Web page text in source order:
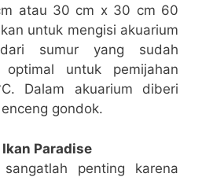
atau 30 cm x 30 cm 60
untuk mengisi akuarium
sumur yang sudah
optimal untuk pemijahan
Dalam akuarium diberi
gondok.
Paradise
penting karena